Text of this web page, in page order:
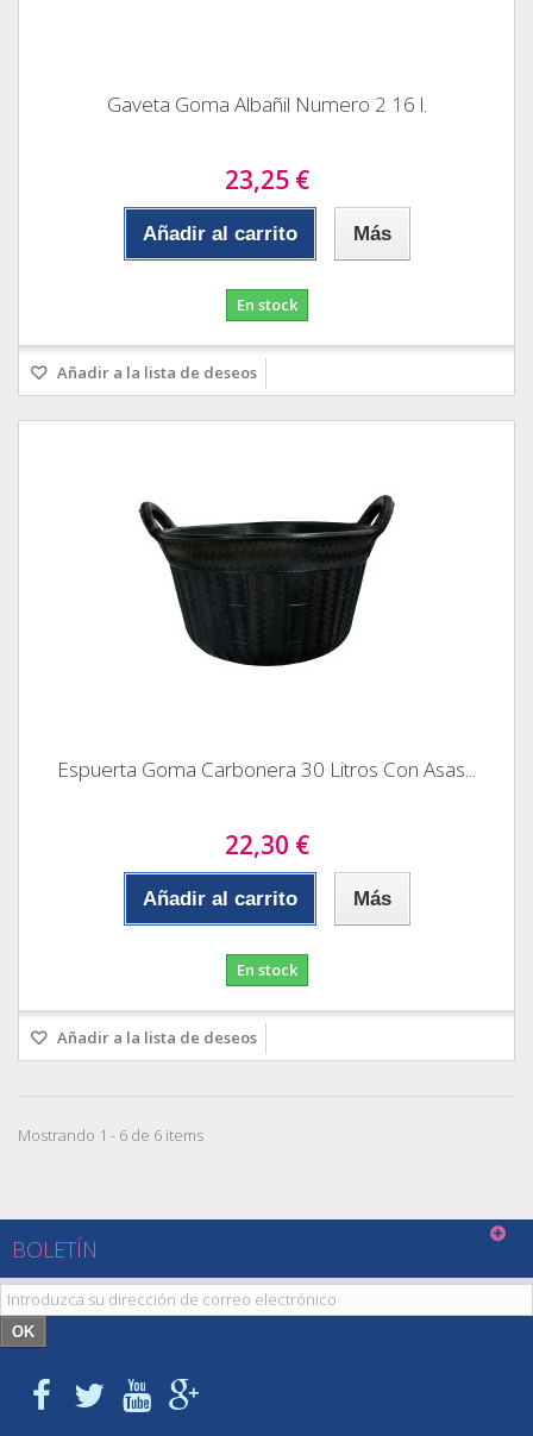
Gaveta Goma Albañil Numero 2 16 l.
23,25 €
Añadir al carrito Más
En stock
Añadir a la lista de deseos
Espuerta Goma Carbonera 30 Litros Con Asas...
22,30 €
Añadir al carrito Más
En stock
Añadir a la lista de deseos
Mostrando 1 - 6 de 6 items
BOLETÍN
OK